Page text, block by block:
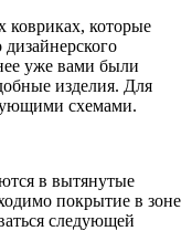
ковриках, которые
уже вами были
изделия. Для
схемами.
в вытянутые
покрытие в зоне
следующей